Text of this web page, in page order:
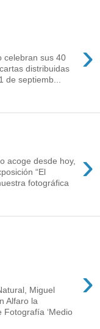
›
celebran sus 40
distribuidas
de septiemb...
›
acoge desde hoy,
“El
fotográfica
›
Miguel
Alfaro la
Fotografía ‘Medio